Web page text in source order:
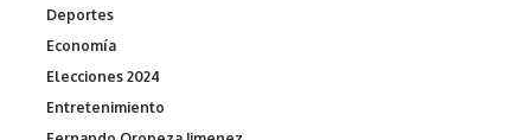
Deportes
Economía
Elecciones 2024
Entretenimiento